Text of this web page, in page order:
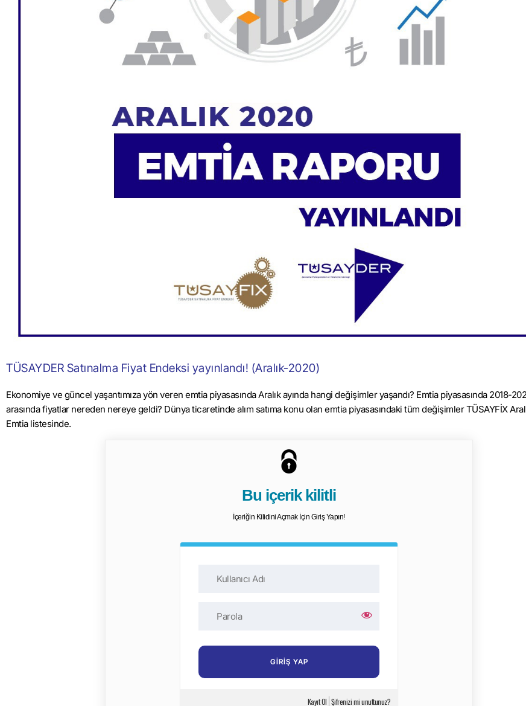
TÜSAYDER Satınalma Fiyat Endeksi yayınlandı! (Aralık-2020)
Ekonomiye ve güncel yaşantımıza yön veren emtia piyasasında Aralık ayında hangi değişimler yaşandı? Emtia piyasasında 2018-
arasında fiyatlar nereden nereye geldi? Dünya ticaretinde alım satıma konu olan emtia piyasasındaki tüm değişimler TÜSAYFİX
Emtia listesinde.
Bu içerik kilitli
İçeriğin Kilidini Açmak İçin Giriş Yapın!
Kayıt Ol Şifrenizi mi unuttunuz?